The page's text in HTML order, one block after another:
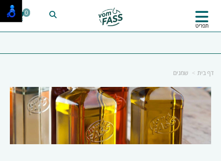
תפריט
0
דף בית שמנים